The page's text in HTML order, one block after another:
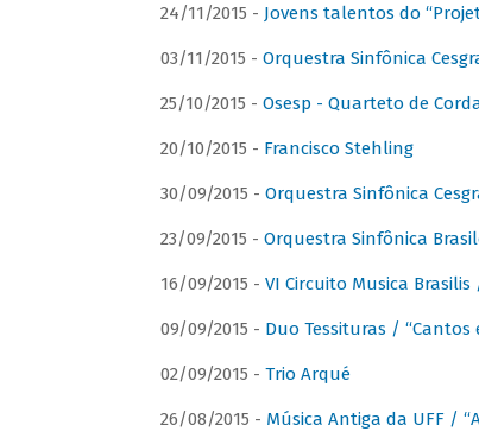
24/11/2015 - Jovens talentos do
03/11/2015 - Orquestra Sinfônica
25/10/2015 - Osesp - Quarteto de
20/10/2015 - Francisco Stehling
30/09/2015 - Orquestra Sinfônica
23/09/2015 - Orquestra Sinfônica
16/09/2015 - VI Circuito Musica
09/09/2015 - Duo Tessituras / “Cantos
02/09/2015 - Trio Arqué
26/08/2015 - Música Antiga da UFF /